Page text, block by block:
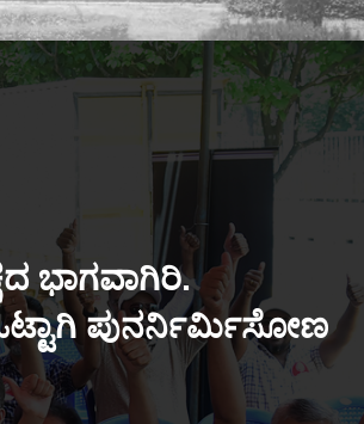
ಭಾಗವಾಗಿರಿ.
ಪುನರ್ನಿರ್ಮಿಸೋಣ